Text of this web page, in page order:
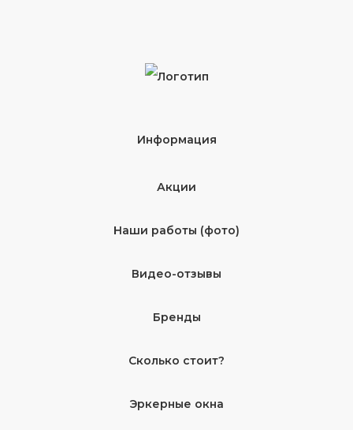
Информация
Акции
Наши работы (фото)
Видео-отзывы
Бренды
Сколько стоит?
Эркерные окна